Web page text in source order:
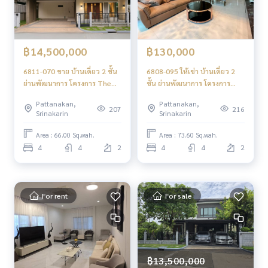
฿14,500,000
6811-070 ขาย บ้านเดี่ยว 2 ชั้น
ย่านพัฒนาการ โครงการ The
Pattanakan,
Srinakarin
207
Area : 66.00 Sq.wah.
4 4 2
฿130,000
6808-095 ให้เช่า บ้านเดี่ยว 2
ชั้น ย่านพัฒนาการ โครงการ
Pattanakan,
Srinakarin
216
Area : 73.60 Sq.wah.
4 4 2
For rent For sale
฿13,500,000